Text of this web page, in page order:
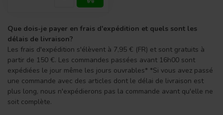
Que dois-je payer en frais d'expédition et quels sont les
délais de livraison?
Les frais d'expédition s'élèvent à 7,95 € (FR) et sont gratuits à
partir de 150 €. Les commandes passées avant 16h00 sont
expédiées le jour même les jours ouvrables* *Si vous avez passé
une commande avec des articles dont le délai de livraison est
plus long, nous n'expédierons pas la commande avant qu'elle ne
soit complète.